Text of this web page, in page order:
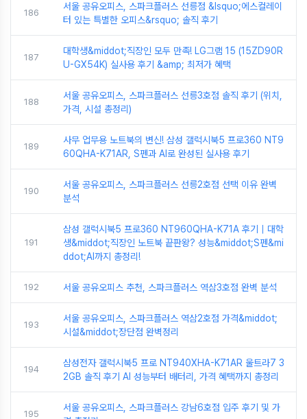
186
서울 공유오피스, 스파크플러스 선릉점 &lsquo;에스컬레이
터 있는 특별한 오피스&rsquo; 솔직 후기
187
대학생&middot;직장인 모두 만족! LG그램 15 (15ZD90R
U-GX54K) 실사용 후기 &amp; 최저가 혜택
188
서울 공유오피스, 스파크플러스 선릉3호점 솔직 후기 (위치,
가격, 시설 총정리)
189
사무 업무용 노트북의 변신! 삼성 갤럭시북5 프로360 NT9
60QHA-K71AR, S펜과 AI로 완성된 실사용 후기
190
서울 공유오피스, 스파크플러스 선릉2호점 선택 이유 완벽
분석
191
삼성 갤럭시북5 프로360 NT960QHA-K71A 후기｜대학
생&middot;직장인 노트북 끝판왕? 성능&middot;S펜&mi
ddot;AI까지 총정리!
192 서울 공유오피스 추천, 스파크플러스 역삼3호점 완벽 분석
193
서울 공유오피스, 스파크플러스 역삼2호점 가격&middot;
시설&middot;장단점 완벽정리
194
삼성전자 갤럭시북5 프로 NT940XHA-K71AR 울트라7 3
2GB 솔직 후기 AI 성능부터 배터리, 가격 혜택까지 총정리
195
서울 공유오피스, 스파크플러스 강남6호점 입주 후기 및 가